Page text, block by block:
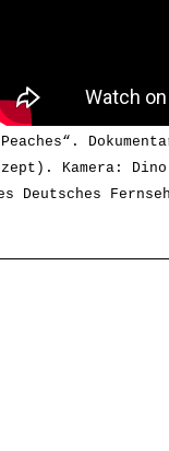
Kamera:
Deutsches